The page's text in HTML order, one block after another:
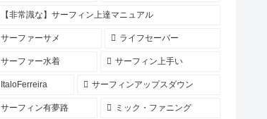
【非常識な】サーフィン上達マニュアル
サーファーサメ ライフセーバー
サーファー水着 サーフィン上手い
ItaloFerreira サーフィンアップスダウン
サーフィン有夢路 ミック・ファニング